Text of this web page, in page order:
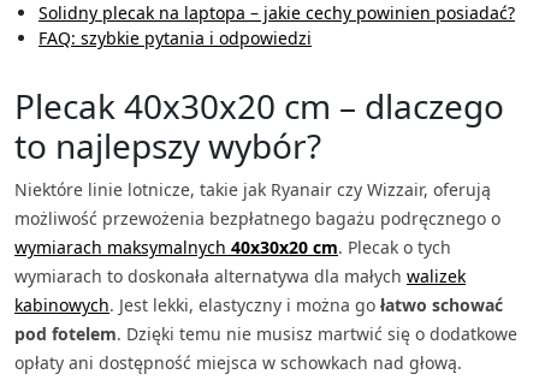
Solidny plecak na laptopa – jakie cechy powinien posiadać?
FAQ: szybkie pytania i odpowiedzi
Plecak 40x30x20 cm – dlaczego
to najlepszy wybór?
Niektóre linie lotnicze, takie jak Ryanair czy Wizzair, oferują
możliwość przewożenia bezpłatnego bagażu podręcznego o
wymiarach maksymalnych 40x30x20 cm. Plecak o tych
wymiarach to doskonała alternatywa dla małych walizek
kabinowych. Jest lekki, elastyczny i można go łatwo schować
pod fotelem. Dzięki temu nie musisz martwić się o dodatkowe
opłaty ani dostępność miejsca w schowkach nad głową.